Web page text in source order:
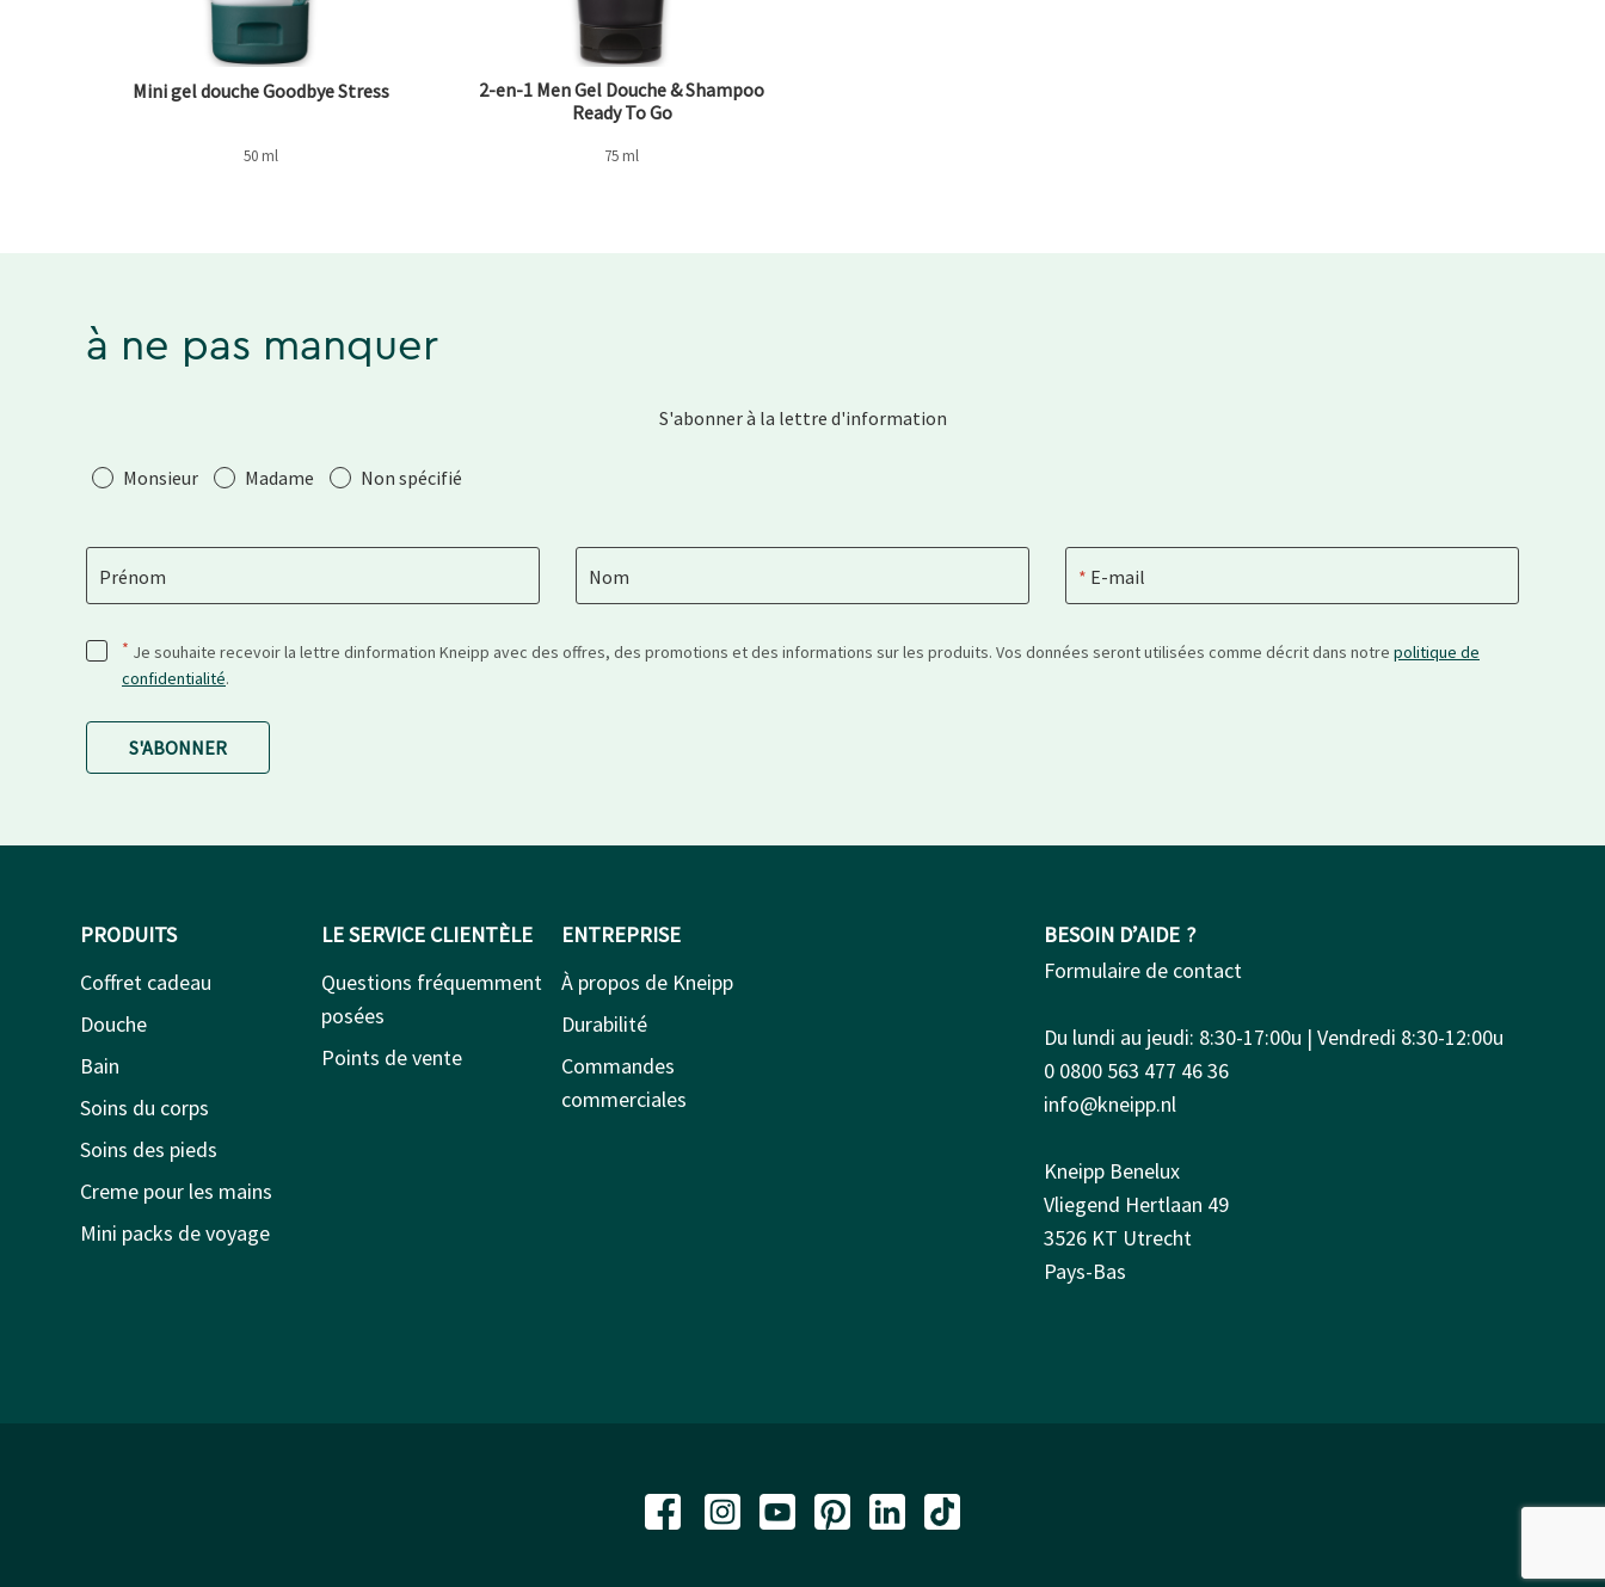
Mini gel douche Goodbye Stress
50 ml
2-en-1 Men Gel Douche & Shampoo
Ready To Go
75 ml
à ne pas manquer
S'abonner à la lettre d'information
Salutation
Monsieur Madame Non spécifié
Prénom Nom E-mail
* Je souhaite recevoir la lettre dinformation Kneipp avec des offres, des promotions et des informations sur les produits. Vos données seront utilisées comme décrit dans notre politique de
confidentialité.
S'ABONNER
PRODUITS
Coffret cadeau
Douche
Bain
Soins du corps
Soins des pieds
Creme pour les mains
Mini packs de voyage
LE SERVICE CLIENTÈLE
Questions fréquemment
posées
Points de vente
ENTREPRISE
À propos de Kneipp
Durabilité
Commandes
commerciales
BESOIN D’AIDE ?
Formulaire de contact
Du lundi au jeudi: 8:30-17:00u | Vendredi 8:30-12:00u
0 0800 563 477 46 36
info@kneipp.nl
Kneipp Benelux
Vliegend Hertlaan 49
3526 KT Utrecht
Pays-Bas